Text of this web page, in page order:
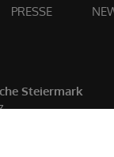
PRESSE
Steiermark